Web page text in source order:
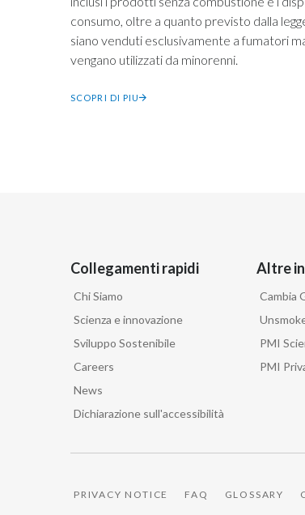
consumo, oltre a quanto previsto dalla
siano venduti esclusivamente a fumatori
vengano utilizzati da minorenni.
SCOPRI DI PIU
Collegamenti rapidi
Chi Siamo
Scienza e innovazione
Sviluppo Sostenibile
Careers
News
Dichiarazione sull'accessibilità
Altre
Cambia
PMI
PMI
PRIVACY NOTICE FAQ GLOSSARY